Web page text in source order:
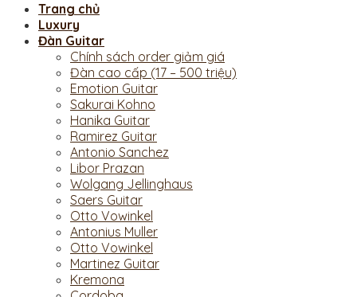
Trang chủ
Luxury
Đàn Guitar
Chính sách order giảm giá
Đàn cao cấp (17 – 500 triệu)
Emotion Guitar
Sakurai Kohno
Hanika Guitar
Ramirez Guitar
Antonio Sanchez
Libor Prazan
Wolgang Jellinghaus
Saers Guitar
Otto Vowinkel
Antonius Muller
Otto Vowinkel
Martinez Guitar
Kremona